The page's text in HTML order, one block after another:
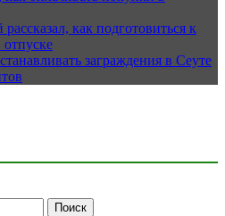
как подготовиться к
заграждения в Сеуте